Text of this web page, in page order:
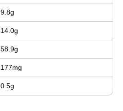
9.8g
14.0g
58.9g
177mg
0.5g